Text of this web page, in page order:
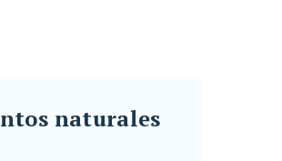
naturales